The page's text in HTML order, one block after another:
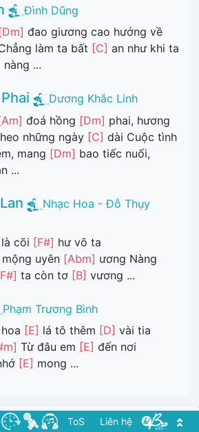
Đình Dũng
[Dm] đao giương cao hướng về
làm ta bất [C] an như khi ta
nàng ...
Dương Khắc Linh
đoá hồng [Dm] phai, hương
những ngày [C] dài Cuộc tình
mang [Dm] bao tiếc nuối,
...
Nhạc Hoa - Đỗ Thụy
cõi [F#] hư vô ta
uyên [Abm] ương Nàng
ta còn tơ [B] vương ...
Phạm Trương Bình
[E] lá tô thêm [D] vài tia
Từ đâu em [E] đến nơi
[E] mong ...
ToS Liên hệ